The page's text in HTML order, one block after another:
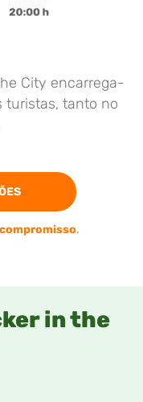
City encarrega-
turistas, tanto no
.
in the